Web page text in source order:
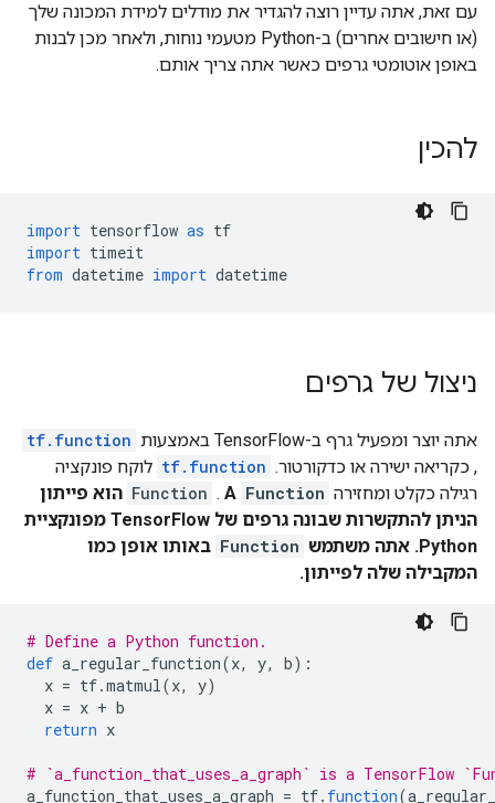
עם זאת, אתה עדיין רוצה להגדיר את מודלים למידת המכונה שלך
(או חישובים אחרים) ב-Python מטעמי נוחות, ולאחר מכן לבנות
באופן אוטומטי גרפים כאשר אתה צריך אותם.
להכין
import tensorflow as tf
import timeit
from datetime import datetime
ניצול של גרפים
אתה יוצר ומפעיל גרף ב-TensorFlow באמצעות
tf.function
, כקריאה ישירה או כדקורטור. tf.function לוקח פונקציה
רגילה כקלט ומחזירה
Function . A Function
הוא פייתון
הניתן להתקשרות שבונה גרפים של TensorFlow מפונקציית
Python. אתה משתמש
Function באותו אופן כמו
המקבילה שלה לפייתון.
# Define a Python function.
def a_regular_function(x, y, b):
x = tf.matmul(x, y)
x = x + b
return x
# `a_function_that_uses_a_graph` is a TensorFlow
a_function_that_uses_a_graph = tf. function(